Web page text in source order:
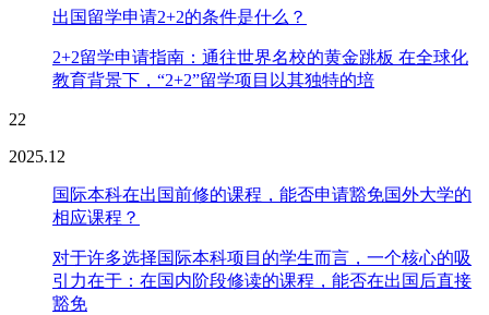
出国留学申请2+2的条件是什么？
2+2留学申请指南：通往世界名校的黄金跳板 在全球化
教育背景下，“2+2”留学项目以其独特的培
22
2025.12
国际本科在出国前修的课程，能否申请豁免国外大学的
相应课程？
对于许多选择国际本科项目的学生而言，一个核心的吸
引力在于：在国内阶段修读的课程，能否在出国后直接
豁免